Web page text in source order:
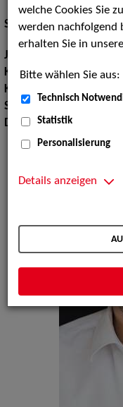
Schauspiel:Bühne
Jahrgang:
Körpergröße:185 cm
Konfektionsgröße:
Sprachen:
Dialekte:Bayerisch
welche Cookies Sie
werden nachfolgend
erhalten Sie in
Bitte wählen Sie aus:
Technisch
Statistik
Personalisierung
Details anzeigen